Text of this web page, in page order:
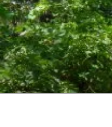
Aller
au
contenu
principal